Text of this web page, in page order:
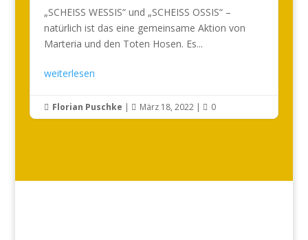
„SCHEISS WESSIS“ und „SCHEISS OSSIS“ –
natürlich ist das eine gemeinsame Aktion von
Marteria und den Toten Hosen. Es...
weiterlesen
 Florian Puschke |  März 18, 2022|  0